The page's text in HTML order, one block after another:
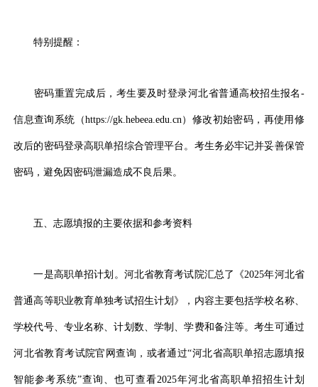
特别提醒：
密码重置完成后，考生要及时登录河北省普通高校招生报名-
信息查询系统（https://gk.hebeea.edu.cn）修改初始密码，再使用修
改后的密码登录高职单招综合管理平台。考生务必牢记并妥善保管
密码，避免因密码泄漏造成不良后果。
五、志愿填报的主要依据和参考资料
一是高职单招计划。河北省教育考试院汇总了《2025年河北省
普通高等职业教育单独考试招生计划》，内容主要包括学校名称、
学校代号、专业名称、计划数、学制、学费和备注等。考生可通过
河北省教育考试院官网查询，或者通过“河北省高职单招志愿填报
智能参考系统”查询、也可查看2025年河北省高职单招招生计划